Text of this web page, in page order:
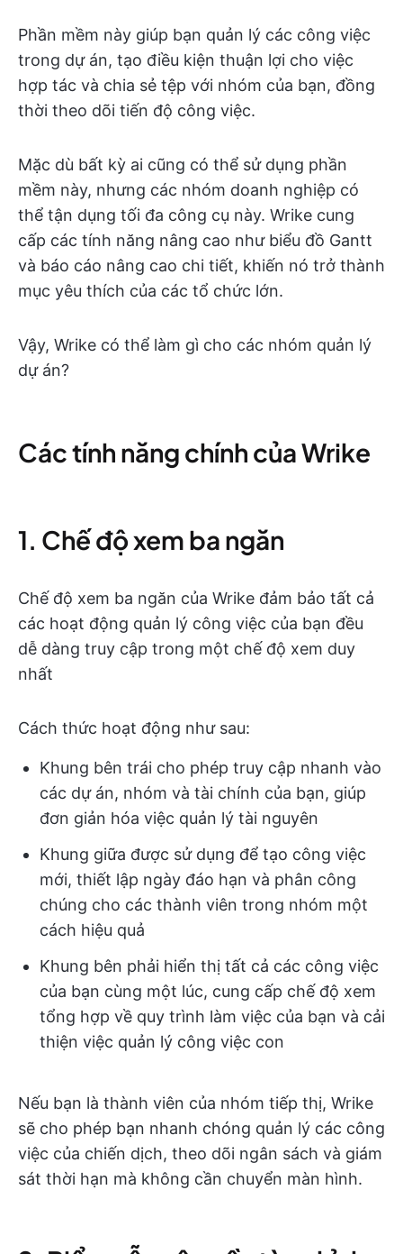
Phần mềm này giúp bạn quản lý các công việc
trong dự án, tạo điều kiện thuận lợi cho việc
hợp tác và chia sẻ tệp với nhóm của bạn, đồng
thời theo dõi tiến độ công việc.
Mặc dù bất kỳ ai cũng có thể sử dụng phần
mềm này, nhưng các nhóm doanh nghiệp có
thể tận dụng tối đa công cụ này. Wrike cung
cấp các tính năng nâng cao như biểu đồ Gantt
và báo cáo nâng cao chi tiết, khiến nó trở thành
mục yêu thích của các tổ chức lớn.
Vậy, Wrike có thể làm gì cho các nhóm quản lý
dự án?
Các tính năng chính của Wrike
1. Chế độ xem ba ngăn
Chế độ xem ba ngăn của Wrike đảm bảo tất cả
các hoạt động quản lý công việc của bạn đều
dễ dàng truy cập trong một chế độ xem duy
nhất
Cách thức hoạt động như sau:
Khung bên trái cho phép truy cập nhanh vào
các dự án, nhóm và tài chính của bạn, giúp
đơn giản hóa việc quản lý tài nguyên
Khung giữa được sử dụng để tạo công việc
mới, thiết lập ngày đáo hạn và phân công
chúng cho các thành viên trong nhóm một
cách hiệu quả
Khung bên phải hiển thị tất cả các công việc
của bạn cùng một lúc, cung cấp chế độ xem
tổng hợp về quy trình làm việc của bạn và cải
thiện việc quản lý công việc con
Nếu bạn là thành viên của nhóm tiếp thị, Wrike
sẽ cho phép bạn nhanh chóng quản lý các công
việc của chiến dịch, theo dõi ngân sách và giám
sát thời hạn mà không cần chuyển màn hình.